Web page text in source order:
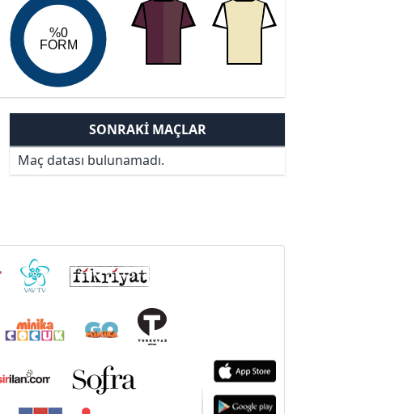
%0
FORM
SONRAKI MAÇLAR
Maç datası bulunamadı.